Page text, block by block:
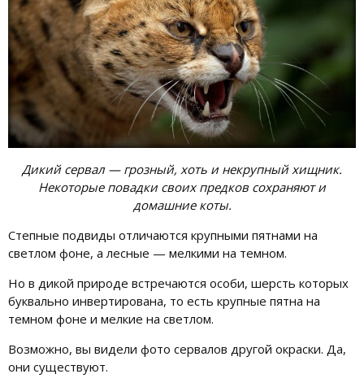
Дикий сервал — грозный, хоть и некрупный хищник.
Некоторые повадки своих предков сохраняют и
домашние коты.
Степные подвиды отличаются крупными пятнами на
светлом фоне, а лесные — мелкими на темном.
Но в дикой природе встречаются особи, шерсть которых
буквально инвертирована, то есть крупные пятна на
темном фоне и мелкие на светлом.
Возможно, вы видели фото сервалов другой окраски. Да,
они существуют.